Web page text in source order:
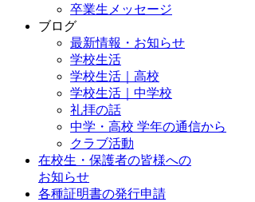
卒業生メッセージ
ブログ
最新情報・お知らせ
学校生活
学校生活｜高校
学校生活｜中学校
礼拝の話
中学・高校 学年の通信から
クラブ活動
在校生・保護者の皆様への
お知らせ
各種証明書の発行申請